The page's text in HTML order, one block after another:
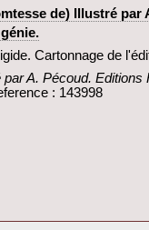
de) Illustré par
Cartonnage de
par A. Pécoud.
: 143998